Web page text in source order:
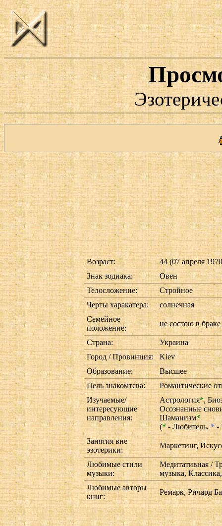
Возраст:
44 (07 апреля
Знак зодиака:
Овен
Телосложение:
Стройное
Черты харакатера:
солнечная
Семейное
положение:
не состою в браке
Страна:
Украина
Город / Провинция:
Kiev
Образование:
Высшее
Цель знакомтсва:
Романтические
Изучаемые/
интересующие
направления:
Астрология*,
Осознанные
Шаманизм*
(* - Любитель,* -
Занятия вне
эзотерики:
Маркетинг,
Любимые стили
музыки:
Медитативная /
музыка,
Любимые авторы
книг:
Ремарк, Ричард